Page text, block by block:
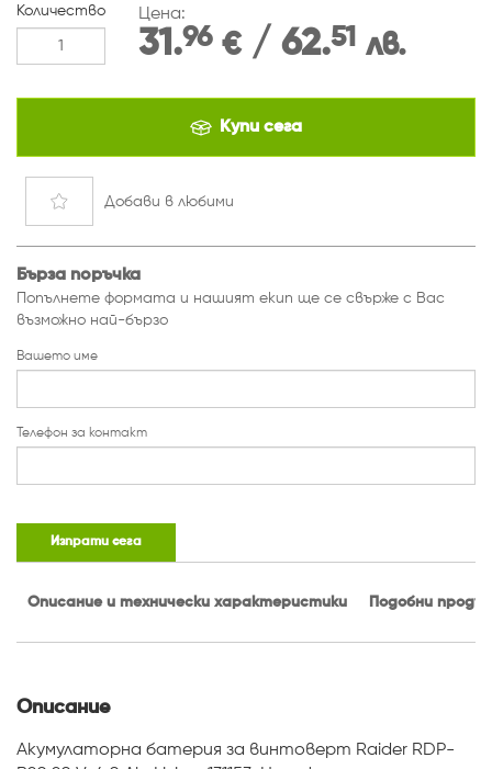
Количество Цена:
31.96 €/ 62.51 лв.
Купи сега
Добави в любими
Бърза поръчка
Попълнете формата и нашият екип ще се свърже с Вас
възможно най-бързо
Вашето име
Телефон за контакт
Изпрати сега
Описание и технически характеристики Подобни
Описание
Акумулаторна батерия за винтоверт Raider RDP-